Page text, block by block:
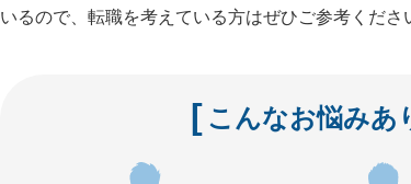
いるので、転職を考えている方はぜひご参考くださ
こんなお悩みあ